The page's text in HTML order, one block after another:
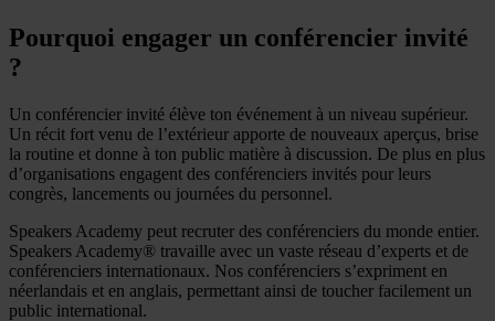
Pourquoi engager un conférencier invité
?
Un conférencier invité élève ton événement à un niveau supérieur.
Un récit fort venu de l’extérieur apporte de nouveaux aperçus, brise
la routine et donne à ton public matière à discussion. De plus en plus
d’organisations engagent des conférenciers invités pour leurs
congrès, lancements ou journées du personnel.
Speakers Academy peut recruter des conférenciers du monde entier.
Speakers Academy® travaille avec un vaste réseau d’experts et de
conférenciers internationaux. Nos conférenciers s’expriment en
néerlandais et en anglais, permettant ainsi de toucher facilement un
public international.